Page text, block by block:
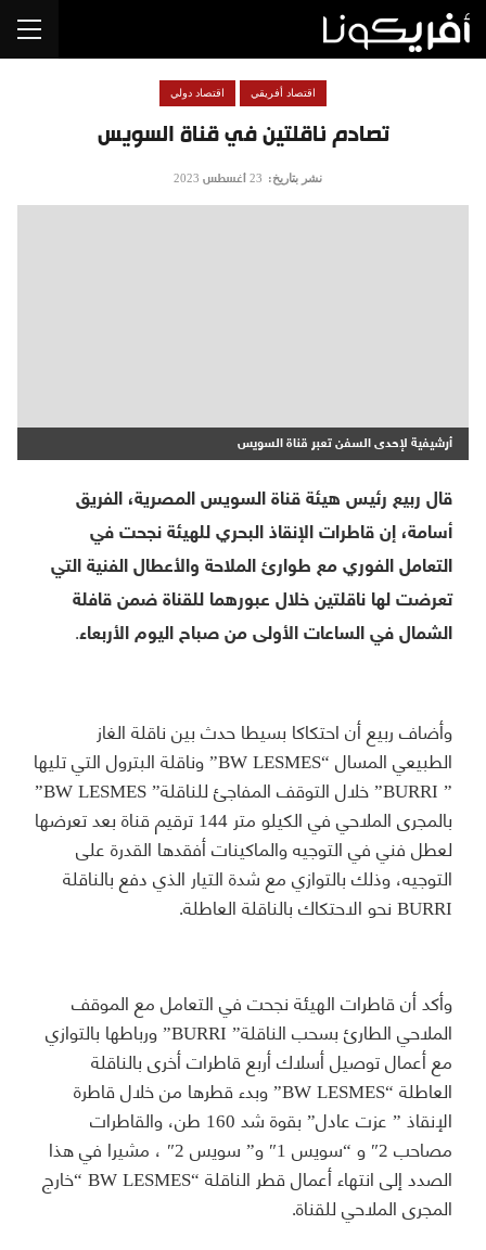
تصادم ناقلتين في قناة السويس
اقتصاد أفريقي اقتصاد دولي
نشر بتاريخ: 23 أغسطس 2023
أرشيفية لإحدى السفن تعبر قناة السويس
قال ربيع رئيس هيئة قناة السويس المصرية، الفريق
أسامة، إن قاطرات الإنقاذ البحري للهيئة نجحت في
التعامل الفوري مع طوارئ الملاحة والأعطال الفنية التي
تعرضت لها ناقلتين خلال عبورهما للقناة ضمن قافلة
الشمال في الساعات الأولى من صباح اليوم الأربعاء.
وأضاف ربيع أن احتكاكا بسيطا حدث بين ناقلة الغاز
الطبيعي المسال “BW LESMES” وناقلة البترول التي تليها
” BURRI” خلال التوقف المفاجئ للناقلة” BW LESMES”
بالمجرى الملاحي في الكيلو متر 144 ترقيم قناة بعد تعرضها
لعطل فني في التوجيه والماكينات أفقدها القدرة على
التوجيه، وذلك بالتوازي مع شدة التيار الذي دفع بالناقلة
BURRI نحو الاحتكاك بالناقلة العاطلة.
وأكد أن قاطرات الهيئة نجحت في التعامل مع الموقف
الملاحي الطارئ بسحب الناقلة” BURRI” ورباطها بالتوازي
مع أعمال توصيل أسلاك أربع قاطرات أخرى بالناقلة
العاطلة “BW LESMES” وبدء قطرها من خلال قاطرة
الإنقاذ ” عزت عادل” بقوة شد 160 طن، والقاطرات
مصاحب 2″ و “سويس 1″ و” سويس 2″ ، مشيرا في هذا
الصدد إلى انتهاء أعمال قطر الناقلة “BW LESMES “خارج
المجرى الملاحي للقناة.